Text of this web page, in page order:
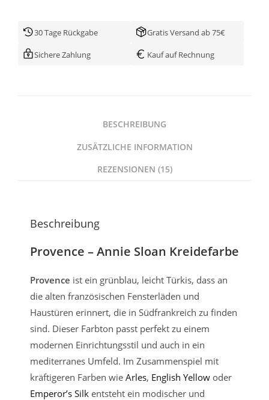
30 Tage Rückgabe Gratis Versand ab 75€
Sichere Zahlung Kauf auf Rechnung
BESCHREIBUNG
ZUSÄTZLICHE INFORMATION
REZENSIONEN (15)
Beschreibung
Provence – Annie Sloan Kreidefarbe
Provence ist ein grünblau, leicht Türkis, dass an
die alten französischen Fensterläden und
Haustüren erinnert, die in Südfrankreich zu finden
sind. Dieser Farbton passt perfekt zu einem
modernen Einrichtungsstil und auch in ein
mediterranes Umfeld. Im Zusammenspiel mit
kräftigeren Farben wie Arles, English Yellow oder
Emperor’s Silk entsteht ein modischer und